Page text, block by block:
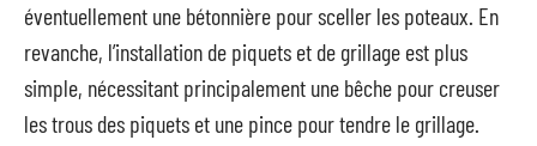
éventuellement une bétonnière pour sceller les poteaux. En
revanche, l’installation de piquets et de grillage est plus
simple, nécessitant principalement une bêche pour creuser
les trous des piquets et une pince pour tendre le grillage.